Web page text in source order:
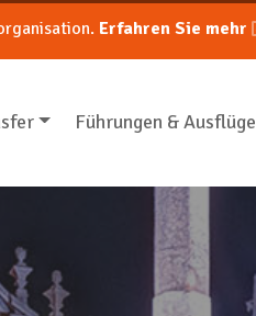
Erfahren Sie mehr
Führungen & Ausflüge